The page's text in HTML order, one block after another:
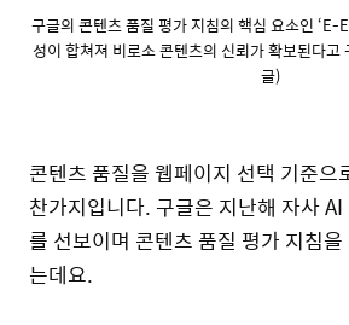
구글의 콘텐츠 품질 평가 지침의 핵심 요소인 ‘E-
성이 합쳐져 비로소 콘텐츠의 신뢰가 확보된다고
글)
콘텐츠 품질을 웹페이지 선택 기준으
찬가지입니다. 구글은 지난해 자사
를 선보이며 콘텐츠 품질 평가 지침
는데요.